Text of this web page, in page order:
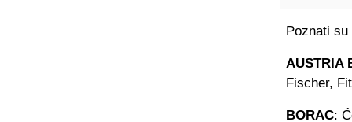
Poznati
AUSTRIA
Fischer,
BORAC: